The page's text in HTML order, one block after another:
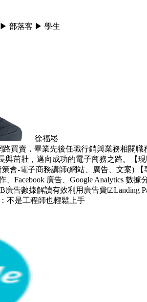
部落客 ▶ 學生
徐福崧
買賣，畢業先後任職行銷與業務相關
與茁壯，邁向成功的電子商務之路。【
會-電子商務講師(網站、廣告、文案)
、Facebook 廣告、Google Analytics
廣告數據解讀有效利用廣告費☑Landing
不是工程師也輕鬆上手